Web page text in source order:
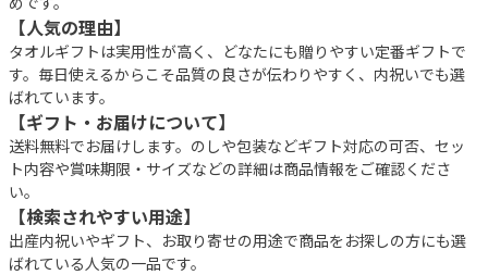
【人気の理由】
タオルギフトは実用性が高く、どなたにも贈りやすい定番ギフトで
す。毎日使えるからこそ品質の良さが伝わりやすく、内祝いでも選
ばれています。
【ギフト・お届けについて】
送料無料でお届けします。のしや包装などギフト対応の可否、セッ
ト内容や賞味期限・サイズなどの詳細は商品情報をご確認くださ
い。
【検索されやすい用途】
出産内祝いやギフト、お取り寄せの用途で商品をお探しの方にも選
ばれている人気の一品です。